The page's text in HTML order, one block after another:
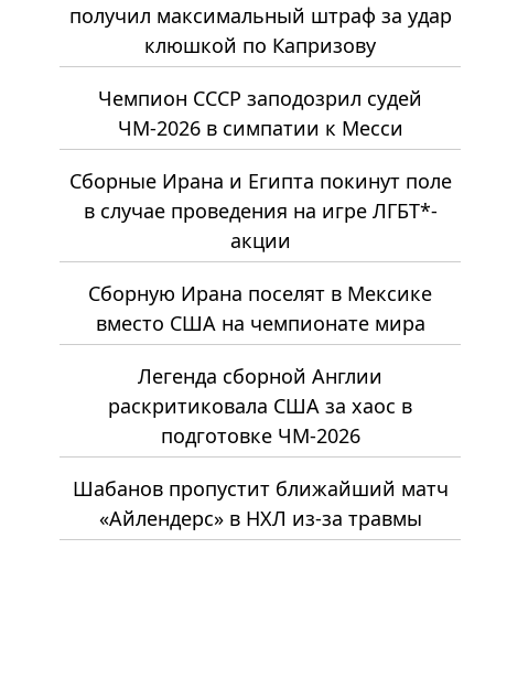
получил максимальный штраф за удар
клюшкой по Капризову
Чемпион СССР заподозрил судей
ЧМ-2026 в симпатии к Месси
Сборные Ирана и Египта покинут поле
в случае проведения на игре ЛГБТ*-
акции
Сборную Ирана поселят в Мексике
вместо США на чемпионате мира
Легенда сборной Англии
раскритиковала США за хаос в
подготовке ЧМ-2026
Шабанов пропустит ближайший матч
«Айлендерс» в НХЛ из-за травмы